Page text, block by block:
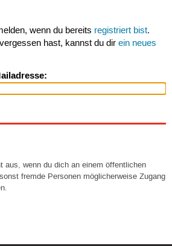
wenn du bereits registriert bist.
hast, kannst du dir ein neues
aus, wenn du dich an einem öffentlichen
fremde Personen möglicherweise Zugang